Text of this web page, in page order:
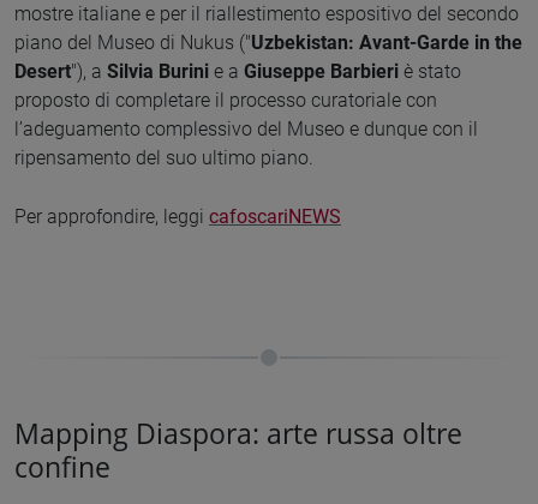
mostre italiane e per il riallestimento espositivo del secondo
piano del Museo di Nukus ("Uzbekistan: Avant-Garde in the
Desert"), a Silvia Burini e a Giuseppe Barbieri è stato
proposto di completare il processo curatoriale con
l’adeguamento complessivo del Museo e dunque con il
ripensamento del suo ultimo piano.
Per approfondire, leggi cafoscariNEWS
Mapping Diaspora: arte russa oltre
confine